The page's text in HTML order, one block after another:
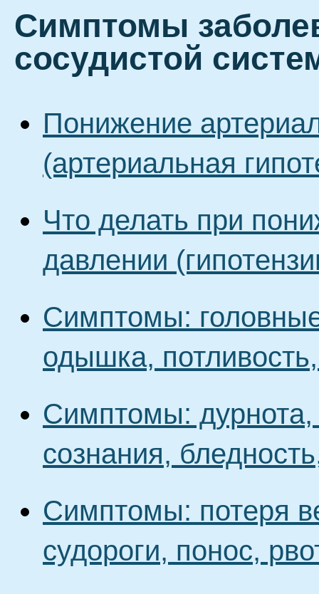
Симптомы
сосудистой
Понижение
(артериальная
Что делать при
давлении
Симптомы:
одышка,
Симптомы: дурнота,
сознания,
Симптомы: потеря
судороги, понос,